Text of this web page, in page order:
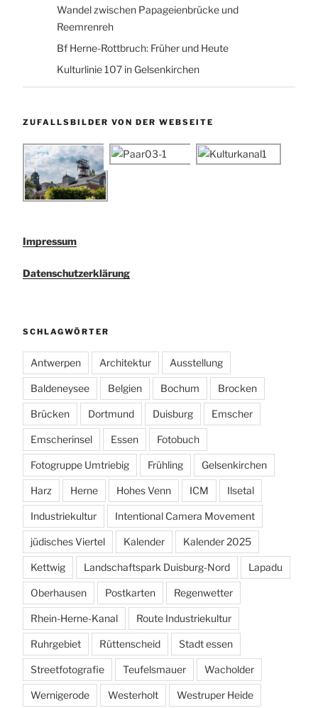
Wandel zwischen Papageienbrücke und
Reemrenreh
Bf Herne-Rottbruch: Früher und Heute
Kulturlinie 107 in Gelsenkirchen
ZUFALLSBILDER VON DER WEBSEITE
Impressum
Datenschutzerklärung
SCHLAGWÖRTER
Antwerpen Architektur Ausstellung
Baldeneysee Belgien Bochum Brocken
Brücken Dortmund Duisburg Emscher
Emscherinsel Essen Fotobuch
Fotogruppe Umtriebig Frühling Gelsenkirchen
Harz Herne Hohes Venn ICM Ilsetal
Industriekultur Intentional Camera Movement
jüdisches Viertel Kalender Kalender 2025
Kettwig Landschaftspark Duisburg-Nord Lapadu
Oberhausen Postkarten Regenwetter
Rhein-Herne-Kanal Route Industriekultur
Ruhrgebiet Rüttenscheid Stadt essen
Streetfotografie Teufelsmauer Wacholder
Wernigerode Westerholt Westruper Heide